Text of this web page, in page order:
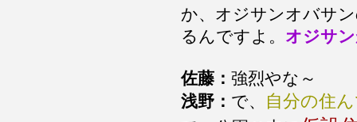
か、オジサンオバサ
るんですよ。 オジサ
佐藤： 強烈やな～
浅野： で、 自分の住